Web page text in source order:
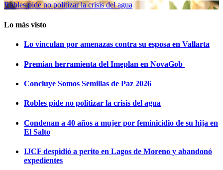
Robles pide no politizar la crisis del agua
Lo más visto
Lo vinculan por amenazas contra su esposa en Vallarta
Premian herramienta del Imeplan en NovaGob
Concluye Somos Semillas de Paz 2026
Robles pide no politizar la crisis del agua
Condenan a 40 años a mujer por feminicidio de su hija en
El Salto
IJCF despidió a perito en Lagos de Moreno y abandonó
expedientes